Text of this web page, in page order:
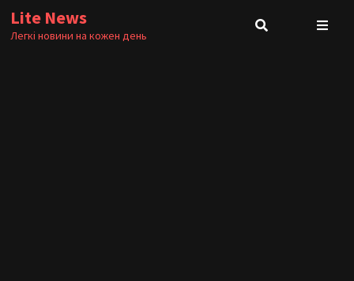
Skip
to
Lite News
Легкі новини на кожен день